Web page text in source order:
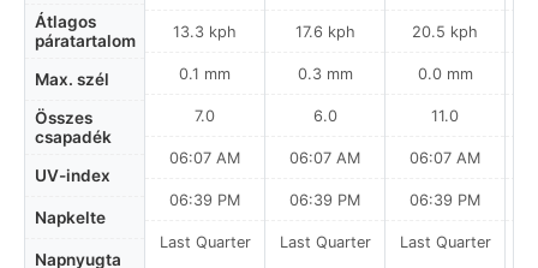
Átlagos
páratartalom
Max. szél
Összes
csapadék
UV-index
Napkelte
Napnyugta
13.3 kph
0.1 mm
7.0
06:07 AM
06:39 PM
Last Quarter
17.6 kph
0.3 mm
6.0
06:07 AM
06:39 PM
Last Quarter
20.5 kph
0.0 mm
11.0
06:07 AM
06:39 PM
Last Quarter